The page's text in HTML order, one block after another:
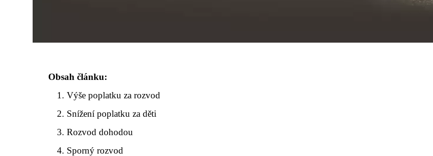
Obsah článku:
Výše poplatku za rozvod
Snížení poplatku za děti
Rozvod dohodou
Sporný rozvod